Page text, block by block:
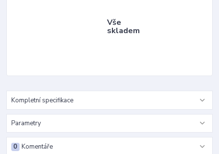
Vše
skladem
Kompletní specifikace
Parametry
Komentáře
0